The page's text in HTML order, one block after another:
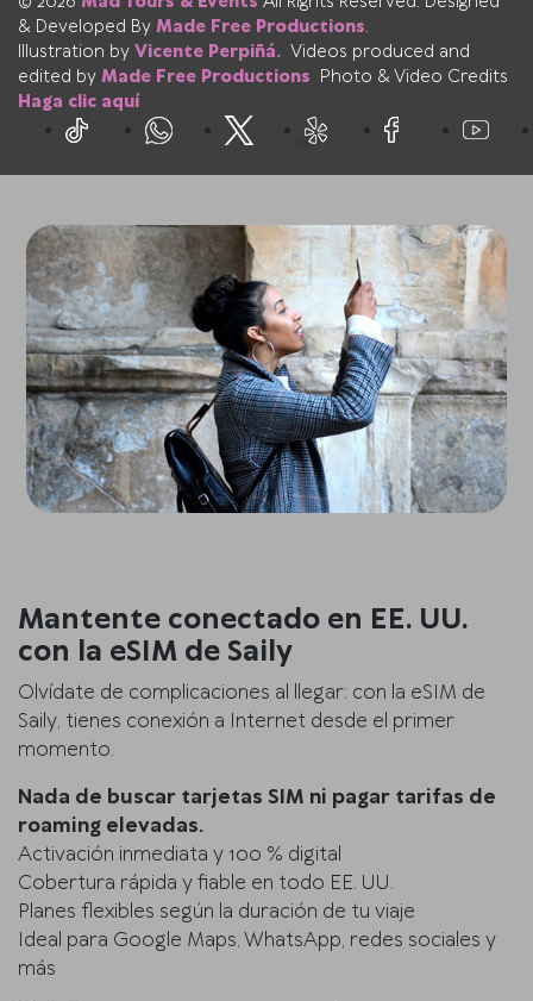
& Developed By Made Free Productions.
Illustration by Vicente Perpiñá. Videos produced and
edited by Made Free Productions Photo & Video Credits
Haga clic aquí
Mantente conectado en EE. UU.
con la eSIM de Saily
Olvídate de complicaciones al llegar: con la eSIM de
Saily, tienes conexión a Internet desde el primer
momento.
Nada de buscar tarjetas SIM ni pagar tarifas de
roaming elevadas.
Activación inmediata y 100 % digital
Cobertura rápida y fiable en todo EE. UU.
Planes flexibles según la duración de tu viaje
Ideal para Google Maps, WhatsApp, redes sociales y
más